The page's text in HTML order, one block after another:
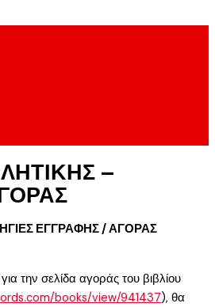
–
ΕΓΓΡΑΦΗΣ / ΑΓΟΡΑΣ
την σελίδα αγοράς του βιβλίου
books/view/941437), θα